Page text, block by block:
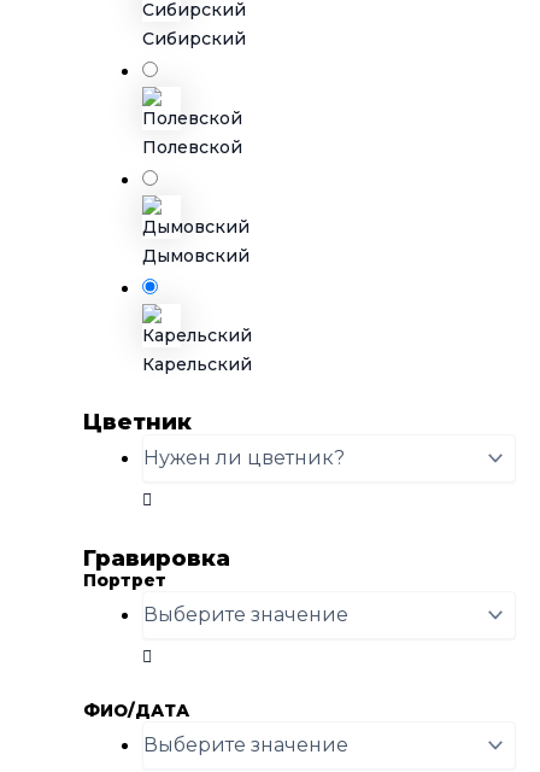
Карельский
Дымовский
Полевской
Сибирский
Цветник
Гравировка
Портрет
ФИО/ДАТА